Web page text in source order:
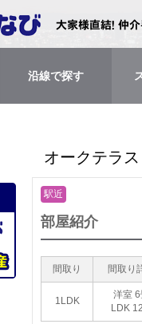
沿線で探す
オークテラ
駅近
部屋紹介
間取り 間取り
1LDK
洋室
LDK